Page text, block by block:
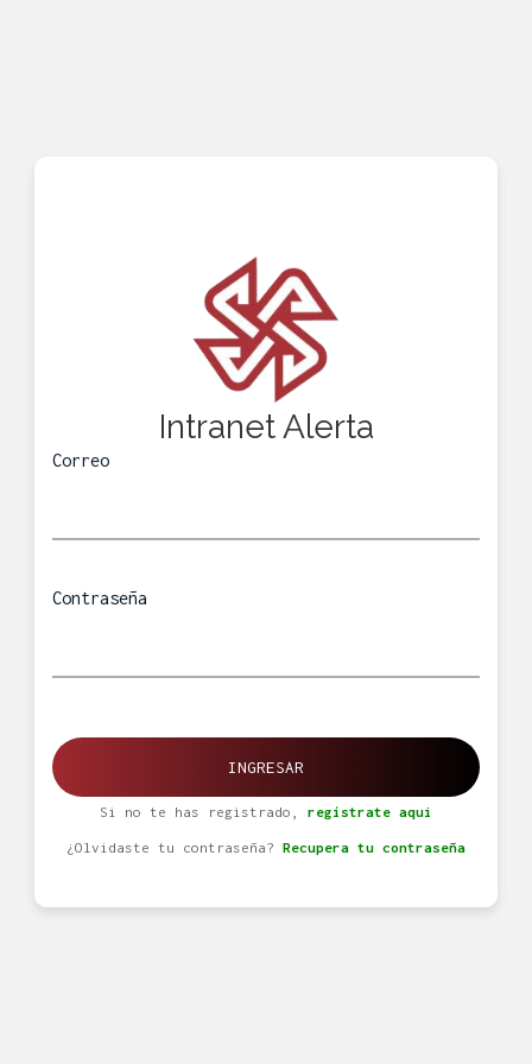
Intranet Alerta
Correo
Contraseña
INGRESAR
Si no te has registrado, regístrate aqui
¿Olvidaste tu contraseña? Recupera tu contraseña